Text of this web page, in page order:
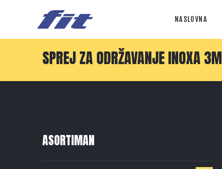
NASLOVNA
SPREJ ZA ODRŽAVANJE INOXA 3M
ASORTIMAN